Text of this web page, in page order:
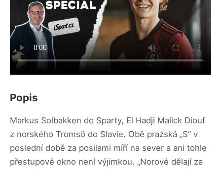
Popis
Markus Solbakken do Sparty, El Hadji Malick Diouf
z norského Tromsö do Slavie. Obě pražská „S“ v
poslední době za posilami míří na sever a ani tohle
přestupové okno není výjimkou. „Norové dělají za